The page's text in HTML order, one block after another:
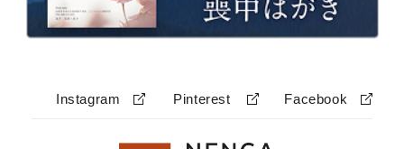
Instagram Pinterest Facebook